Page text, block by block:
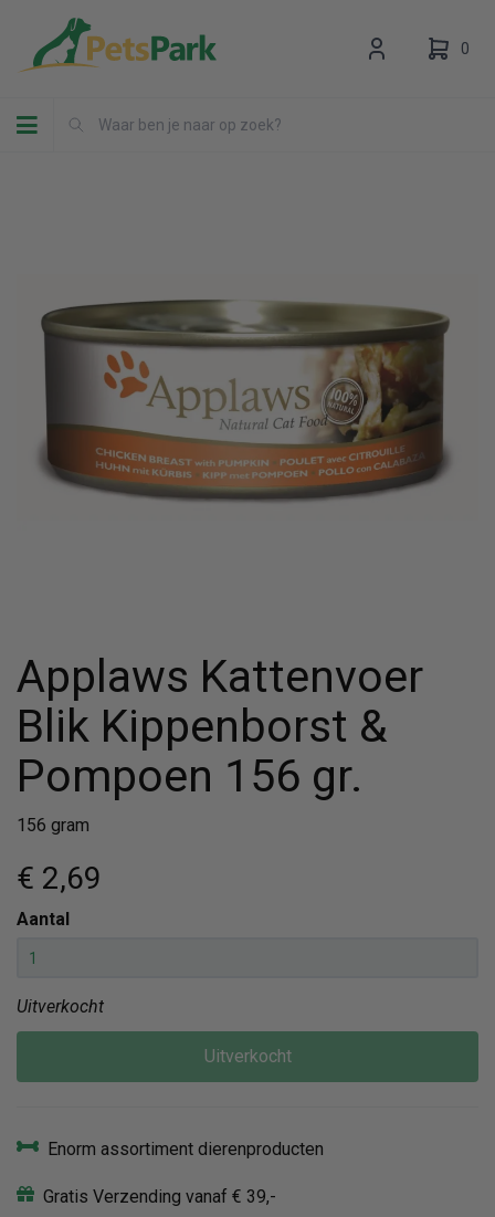
Toggle navigation
0
Vul hem met producten.
Applaws Kattenvoer
Blik Kippenborst &
Pompoen 156 gr.
156 gram
€ 2,69
Aantal
Uitverkocht
Uitverkocht
Enorm assortiment dierenproducten
Gratis Verzending vanaf € 39,-